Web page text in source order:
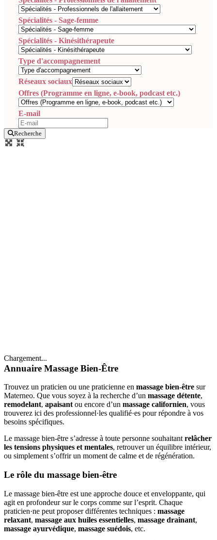
Spécialités - Sage-femme
Spécialités - Kinésithérapeute
Type d'accompagnement
Réseaux sociaux
Offres (Programme en ligne, e-book, podcast etc.)
E-mail
Recherche
Chargement...
Annuaire Massage Bien-Être
Trouvez un praticien ou une praticienne en massage bien-être sur
Materneo. Que vous soyez à la recherche d’un massage détente,
remodelant, apaisant ou encore d’un massage californien, vous
trouverez ici des professionnel·les qualifié·es pour répondre à vos
besoins spécifiques.
Le massage bien-être s’adresse à toute personne souhaitant relâcher
les tensions physiques et mentales, retrouver un équilibre intérieur,
ou simplement s’offrir un moment de calme et de régénération.
Le rôle du massage bien-être
Le massage bien-être est une approche douce et enveloppante, qui
agit en profondeur sur le corps comme sur l’esprit. Chaque
praticien·ne peut proposer différentes techniques : massage
relaxant, massage aux huiles essentielles, massage drainant,
massage ayurvédique, massage suédois, etc.